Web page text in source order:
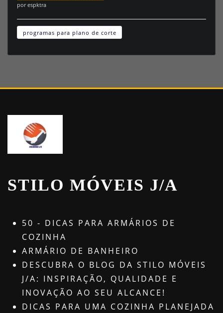
por espktra
programas para plano de corte
STILO MÓVEIS J/A
50 - DICAS PARA ARMÁRIOS DE
COZINHA
ARMÁRIO DE BANHEIRO
DESCUBRA O BLOG DA STILO MÓVEIS
J/A: INSPIRAÇÃO, QUALIDADE E
INOVAÇÃO AO SEU ALCANCE!
DICAS PARA UMA COZINHA PLANEJADA